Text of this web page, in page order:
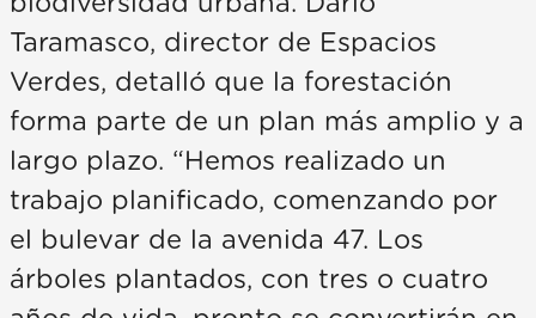
Taramasco, director de Espacios
Verdes, detalló que la forestación
forma parte de un plan más amplio y a
largo plazo. “Hemos realizado un
trabajo planificado, comenzando por
el bulevar de la avenida 47. Los
árboles plantados, con tres o cuatro